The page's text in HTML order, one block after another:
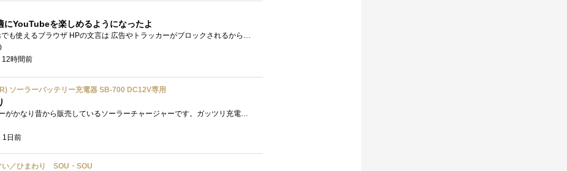
にYouTubeを楽しめるようになったよ
Brave PCでもスマホでも使えるブラウザ HPの文言は 広告やトラッカーがブロックされるから、訪問するサイトをよりすっきりした表示で閲覧でき�...
12時間前
ソーラーバッテリー充電器 SB-700 DC12V専用
「SB-700」セルスターがかなり昔から販売しているソーラーチャージャーです。ガッツリ充電する用ではなく待機電力(暗電流って言うらしい)対策�...
1日前
／ひまわり SOU・SOU